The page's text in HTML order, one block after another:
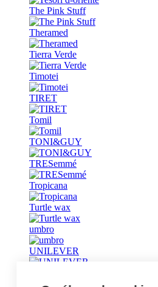
The Pink Stuff
Theramed
Tierra Verde
Timotei
TIRET
Tomil
TONI&GUY
TRESemmé
Tropicana
Turtle wax
umbro
UNILEVER